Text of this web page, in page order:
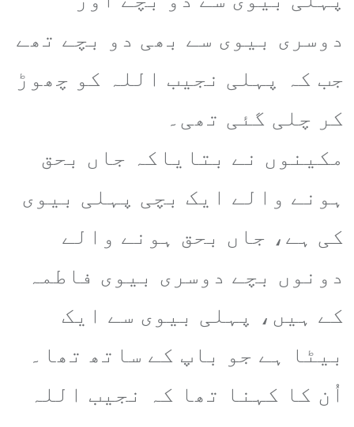
دوسری بیوی سے بھی دو بچے تھے
جب کہ پہلی نجیب اللہ کو چھوڑ
کر چلی گئی تھی۔
مکینوں نے بتایاکہ جاں بحق
ہونے والے ایک بچی پہلی بیوی
کی ہے، جاں بحق ہونے والے
دونوں بچے دوسری بیوی فاطمہ
کے ہیں، پہلی بیوی سے ایک
بیٹا ہے جو باپ کے ساتھ تھا۔
اُن کا کہنا تھا کہ نجیب اللہ